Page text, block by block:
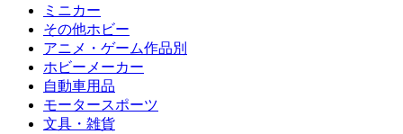
ミニカー
その他ホビー
アニメ・ゲーム作品別
ホビーメーカー
自動車用品
モータースポーツ
文具・雑貨